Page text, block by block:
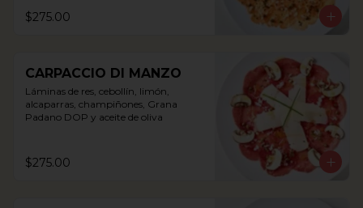
$275.00
CARPACCIO DI MANZO
Láminas de res, cebollín, limón,
alcaparras, champiñones, Grana
Padano DOP y aceite de oliva
$275.00